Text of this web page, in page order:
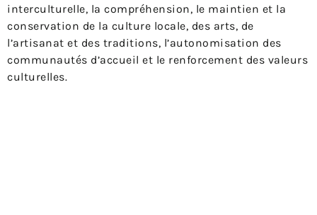
interculturelle, la compréhension, le maintien et la
conservation de la culture locale, des arts, de
l’artisanat et des traditions, l’autonomisation des
communautés d’accueil et le renforcement des valeurs
culturelles.